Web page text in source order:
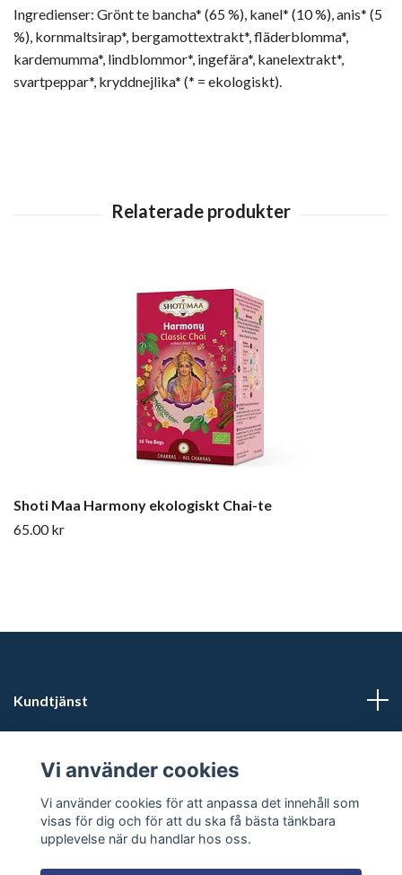
Ingredienser: Grönt te bancha* (65 %), kanel* (10 %), anis* (5
%), kornmaltsirap*, bergamottextrakt*, fläderblomma*,
kardemumma*, lindblommor*, ingefära*, kanelextrakt*,
svartpeppar*, kryddnejlika* (* = ekologiskt).
Shoti Maa Harmony ekologiskt Chai-te
65.00 kr
Kundtjänst
Sociala medier
Vi använder cookies
Vi använder cookies för att anpassa det innehåll som
visas för dig och för att du ska få bästa tänkbara
upplevelse när du handlar hos oss.